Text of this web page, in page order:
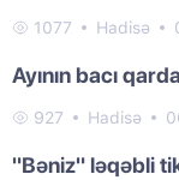
1077 Hadisə
Ayının bacı
927 Hadisə
"Bəniz" ləqəbli